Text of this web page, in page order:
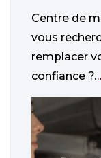
Centre de
vous
remplacer
confiance ?…